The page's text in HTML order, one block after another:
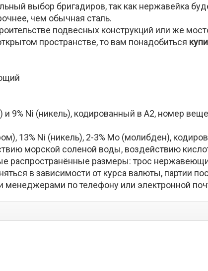
выбор бригадиров, так как нержавейка
чем обычная сталь.
подвесных конструкций или же
пространстве, то вам понадобиться
и 9% Ni (никель), кодированный в А2, номер
13% Ni (никель), 2-3% Mo (молибден),
морской соленой воды, воздействию
распространённые размеры: трос
в зависимости от курса валюты, партии
по телефону или электронной